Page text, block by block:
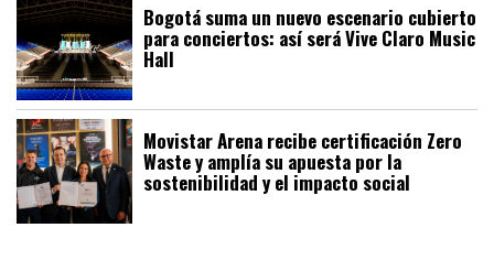
Bogotá suma un nuevo escenario cubierto
para conciertos: así será Vive Claro Music
Hall
Movistar Arena recibe certificación Zero
Waste y amplía su apuesta por la
sostenibilidad y el impacto social